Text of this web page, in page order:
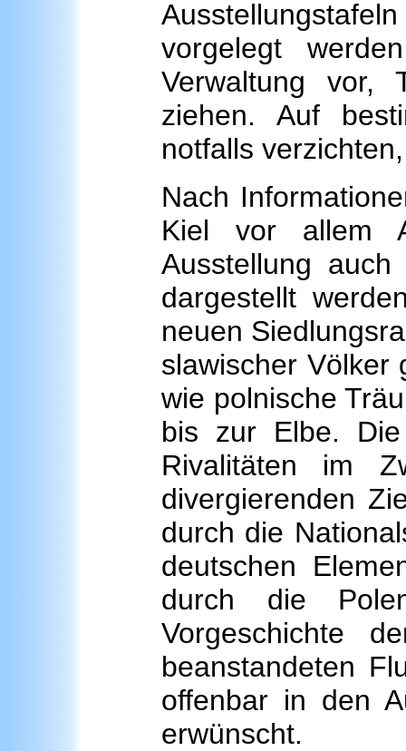
vorgelegt
Verwaltung vor,
ziehen. Auf
notfalls
Nach
Kiel vor allem
Ausstellung
dargestellt
neuen
slawischer Völker
wie polnische
bis zur Elbe. Die
Rivalitäten im
divergierenden
durch die
deutschen
durch die
Vorgeschichte
beanstandeten
offenbar in den
erwünscht.